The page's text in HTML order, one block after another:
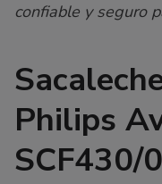
confiable y seguro
Philips
SCF430/